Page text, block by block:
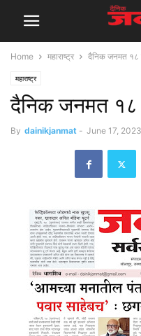
Home महाराष्ट्र दैनिक जनमत
महाराष्ट्र
दैनिक जनमत
By dainikjanmat - June 17, 2023